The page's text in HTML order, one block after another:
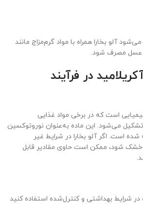
آلو بخارا همراه با مواد گرم‌مزاج مانند
عسل مصرف شود.
در فرآیند
است که در برخی مواد غذایی
می‌شود. این ماده به‌عنوان نوروتوکسین
است. اگر آلو بخارا در شرایط غیر
خشک شود، ممکن است حاوی مقادیر قابل
در شرایط بهداشتی و کنترل‌شده استفاده کنید